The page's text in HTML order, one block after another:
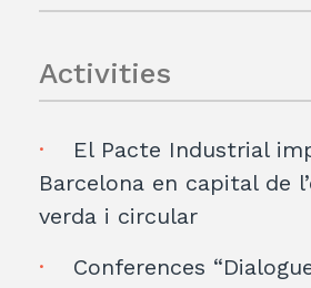
Activities
El Pacte Industrial
Barcelona en capital de
verda i circular
Conferences